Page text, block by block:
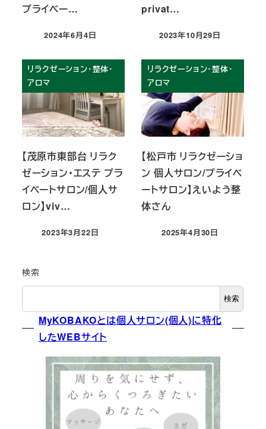
プライベー…
投稿日
2024年6月4日
privat…
投稿日
2023年10月29日
リラクゼーション・整体・
アロマ
【茂原市東部台 リラク
ゼーション・エステ プラ
イベートサロン/個人サ
ロン】viv…
投稿日
2023年3月22日
リラクゼーション・整体・
アロマ
【松戸市 リラクゼーショ
ン 個人サロン/プライベ
ートサロン】えいよう整
体さん
投稿日
2025年4月30日
検索
検索
MyKOBAKOとは個人サロン(個人)に特化
したWEBサイト